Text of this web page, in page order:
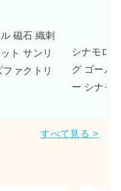
UNDONE シナモロール
腕時計 グッズ ドリーミ
ーベージュ
すべて見る >